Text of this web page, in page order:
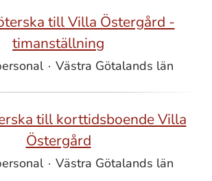
till Villa Östergård -
timanställning
· Västra Götalands län
till korttidsboende Villa
Östergård
· Västra Götalands län